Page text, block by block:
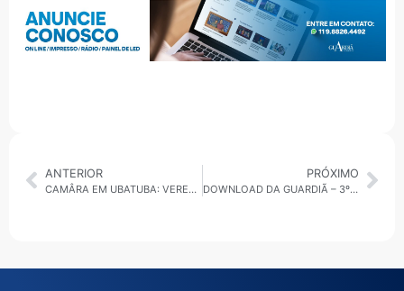
ANTERIOR
CAMÂRA EM UBATUBA: VEREADORES REJEITAM QUARTO PEDIDO DE INFORMAÇÃO SEGUIDO
PRÓXIMO
DOWNLOAD DA GUARDIÃ – 3º 30 MINUTOS – 07.05.25 • GRANDE ABC